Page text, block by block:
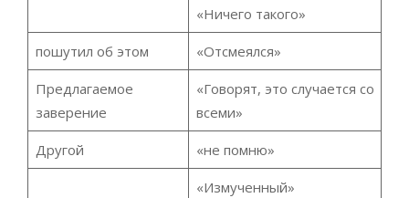
«Ничего такого»
пошутил об этом «Отсмеялся»
Предлагаемое
заверение
«Говорят, это случается со
всеми»
Другой «не помню»
«Измученный»